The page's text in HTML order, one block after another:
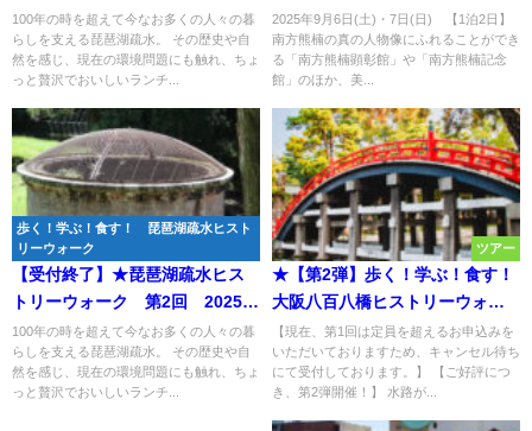
4月12日(土) 蹴上周辺を巡り琵
琶湖疏水記念館を見学
100年の時を超えて今なお多くの人々の暮
らしを支える琵琶湖疏水。 その歴史や自
然を感じ、現在の環境問題にも触れ、ちょ
っと贅沢でおいしいランチ...
2025年9月6日(土)・7日(日) 【1泊2日】
南方熊楠の真の人物像にふれることができ
る「南方熊楠顕彰館」や「南方熊楠記念
館」のほか、美...
歩く！学ぶ！食す！ 琵琶湖疏水ヒスト
リーウォーク
【受付終了】★琵琶湖疏水ヒス
トリーウォーク 第2回 2025年
3月9日(日) シリーズ唯一の峠
小関越え
100年の時を超えて今なお多くの人々の暮
らしを支える琵琶湖疏水。 その歴史や自
然を感じ、現在の環境問題にも触れ、ちょ
っと贅沢でおいしいランチ...
ツアー
★【第2弾】歩く！学ぶ！食す！
大阪八百八橋ヒストリーウォー
ク ～水都大阪をめぐる8つの物
語～ 現地集合・解散プラン
【現在、第1回は定員を超えるお申込みを
いただいておりますため、キャンセル待ち
にて受付しております。】 【ご好評につ
き、第2弾開催！】 水路が...